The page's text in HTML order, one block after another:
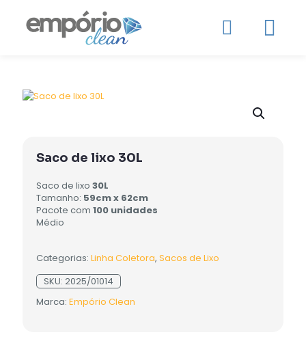
Saco de lixo 30L
Saco de lixo 30L
Tamanho: 59cm x 62cm
Pacote com 100 unidades
Médio
Categorias: Linha Coletora, Sacos de Lixo
SKU: 2025/01014
Marca: Empório Clean